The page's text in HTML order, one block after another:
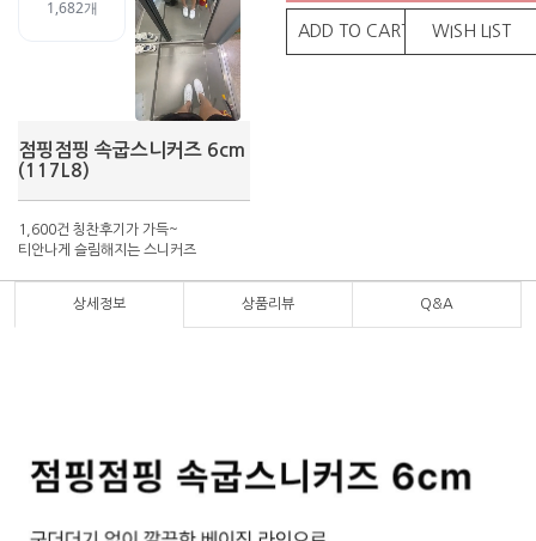
점핑점핑 속굽스니커즈 6cm
(117L8)
1,600건 칭찬후기가 가득~
티안나게 슬림해지는 스니커즈
ADD TO CART WISH LIST
상세정보 상품리뷰 Q&A